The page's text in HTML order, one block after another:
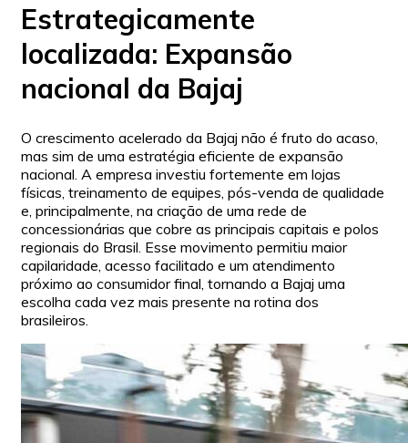
Estrategicamente
localizada: Expansão
nacional da Bajaj
O crescimento acelerado da Bajaj não é fruto do acaso,
mas sim de uma estratégia eficiente de expansão
nacional. A empresa investiu fortemente em lojas
físicas, treinamento de equipes, pós-venda de qualidade
e, principalmente, na criação de uma rede de
concessionárias que cobre as principais capitais e polos
regionais do Brasil. Esse movimento permitiu maior
capilaridade, acesso facilitado e um atendimento
próximo ao consumidor final, tornando a Bajaj uma
escolha cada vez mais presente na rotina dos
brasileiros.